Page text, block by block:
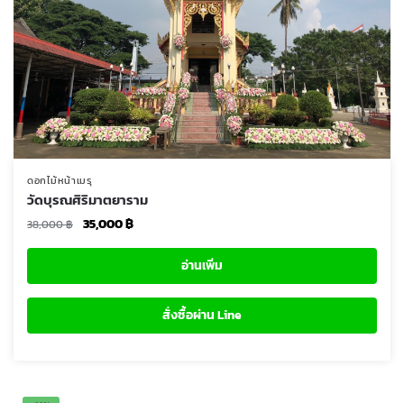
ดอกไม้หน้าเมรุ
วัดบุรณศิริมาตยาราม
38,000฿
Original
price
38,000 ฿.
35,000฿Current
price
35,000 ฿.
อ่านเพิ่ม
สั่งซื้อผ่าน Line